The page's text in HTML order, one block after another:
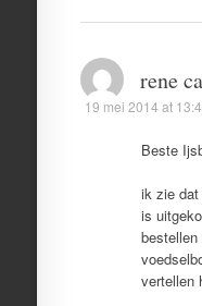
rene
19 mei 2014 at
Beste
ik zie dat
is
vertellen